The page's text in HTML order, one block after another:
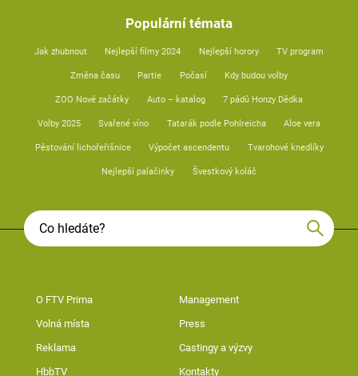
Populární témata
Jak zhubnout Nejlepší filmy 2024 Nejlepší horory TV program
Změna času Partie Počasí Kdy budou volby
ZOO Nové začátky Auto – katalog 7 pádů Honzy Dědka
Volby 2025 Svařené víno Tatarák podle Pohlreicha Aloe vera
Pěstování lichořeřišnice Výpočet ascendentu Tvarohové knedlíky
Nejlepší palačinky Švestkový koláč
O FTV Prima Management
Volná místa Press
Reklama Castingy a výzvy
HbbTV Kontakty